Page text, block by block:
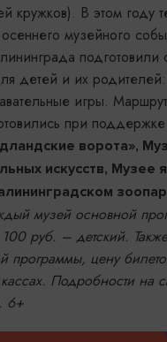
кружков). В этом году
музейного
подготовили
детей и их родителей:
игры.
при поддержке
ворота»,
искусств, Музее
музей основной
руб. – детский. Также
программы, цену
кассах. Подробности на
6+